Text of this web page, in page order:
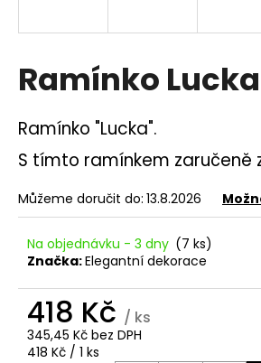
Ramínko Lucka
Ramínko "Lucka".
S tímto ramínkem zaručeně
Můžeme doručit do: 13.8.2026
Na objednávku - 3 dny (7 ks)
Značka:Elegantní dekorace
418 Kč / ks
345,45 Kč bez DPH
Měrná
418 Kč / 1 ks
í
t
?
HLEDAT
D
o
p
o